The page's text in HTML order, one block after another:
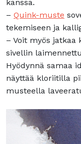
kanssa.
– Quink-muste
tekemiseen ja
– Voit myös jatkaa
sivellin
Hyödynnä samaa
näyttää kloriitilla
musteella